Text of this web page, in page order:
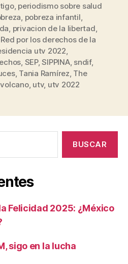
, periodismo sobre salud
, pobreza infantil,
, privacion de la libertad,
Red por los derechos de la
utv 2022,
, SEP,SIPPINA, sndif,
, Tania Ramírez, The
, utv, utv 2022
Felicidad 2025: ¿México
sigo en la lucha